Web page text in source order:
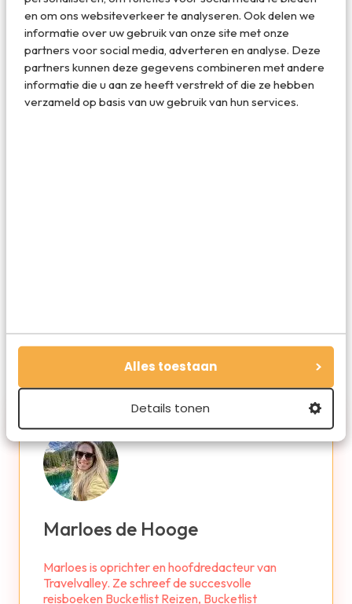
en om ons websiteverkeer te analyseren. Ook delen we
informatie over uw gebruik van onze site met onze
partners voor social media, adverteren en analyse. Deze
partners kunnen deze gegevens combineren met andere
informatie die u aan ze heeft verstrekt of die ze hebben
verzameld op basis van uw gebruik van hun services.
Alles toestaan
Details tonen
bestel ze alvast hier
© Andre Prins – Floriade
Marloes de Hooge
Marloes is oprichter en hoofdredacteur van
Travelvalley. Ze schreef de succesvolle
reisboeken Bucketlist Reizen, Bucketlist